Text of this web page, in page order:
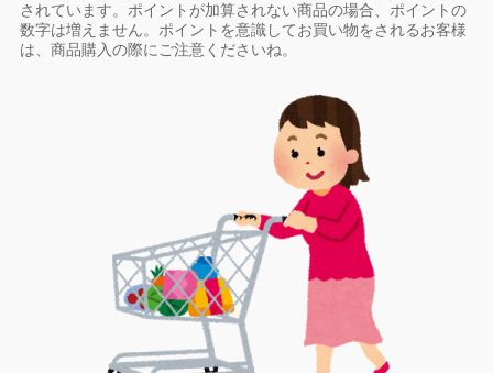
されています。ポイントが加算されない商品の場合、ポイントの
数字は増えません。ポイントを意識してお買い物をされるお客様
は、商品購入の際にご注意くださいね。